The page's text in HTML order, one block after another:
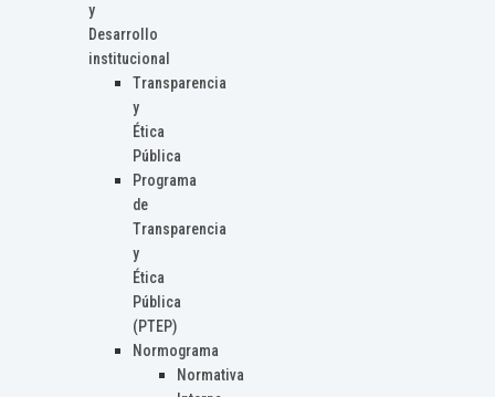
y
Desarrollo
institucional
Transparencia
y
Ética
Pública
Programa
de
Transparencia
y
Ética
Pública
(PTEP)
Normograma
Normativa